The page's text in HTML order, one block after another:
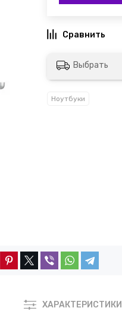
Выбрать
Ноутбуки
ХАРАКТЕРИСТИКИ